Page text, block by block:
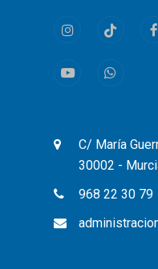
InstagramTiktok
Youtube
C/ María
30002 -
968 22 30 79